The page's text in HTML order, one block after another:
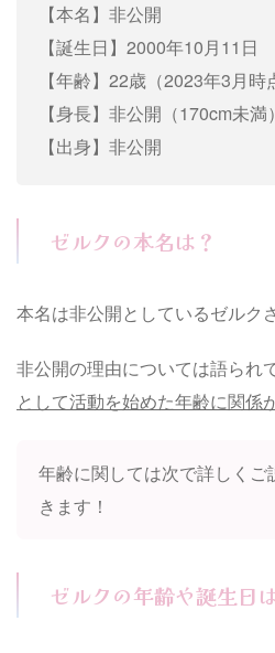
【本名】非公開
【誕生日】2000年10月11日
【年齢】22歳（2023年3月時
【身長】非公開（170cm未満）
【出身】非公開
ゼルクの本名は？
本名は非公開としているゼルクさ
非公開の理由については語られ
として活動を始めた年齢に関係
年齢に関しては次で詳しくご
きます！
ゼルクの年齢や誕生日